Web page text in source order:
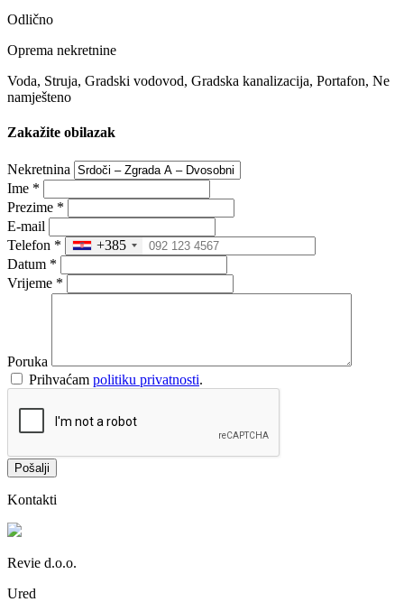
Odlično
Oprema nekretnine
Voda, Struja, Gradski vodovod, Gradska kanalizacija, Portafon, Ne
namješteno
Zakažite obilazak
Nekretnina
Ime *
Prezime *
E-mail
Telefon *
+385
Datum *
Vrijeme *
Poruka
Prihvaćam politiku privatnosti.
Pošalji
Kontakti
Revie d.o.o.
Ured